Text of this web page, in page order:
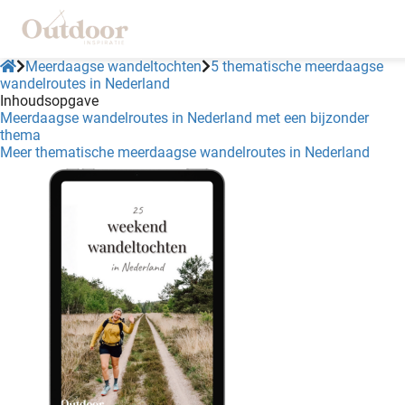
Meerdaagse wandeltochten
5 thematische meerdaagse
wandelroutes in Nederland
Inhoudsopgave
Meerdaagse wandelroutes in Nederland met een bijzonder
thema
Meer thematische meerdaagse wandelroutes in Nederland
om
gebruikt